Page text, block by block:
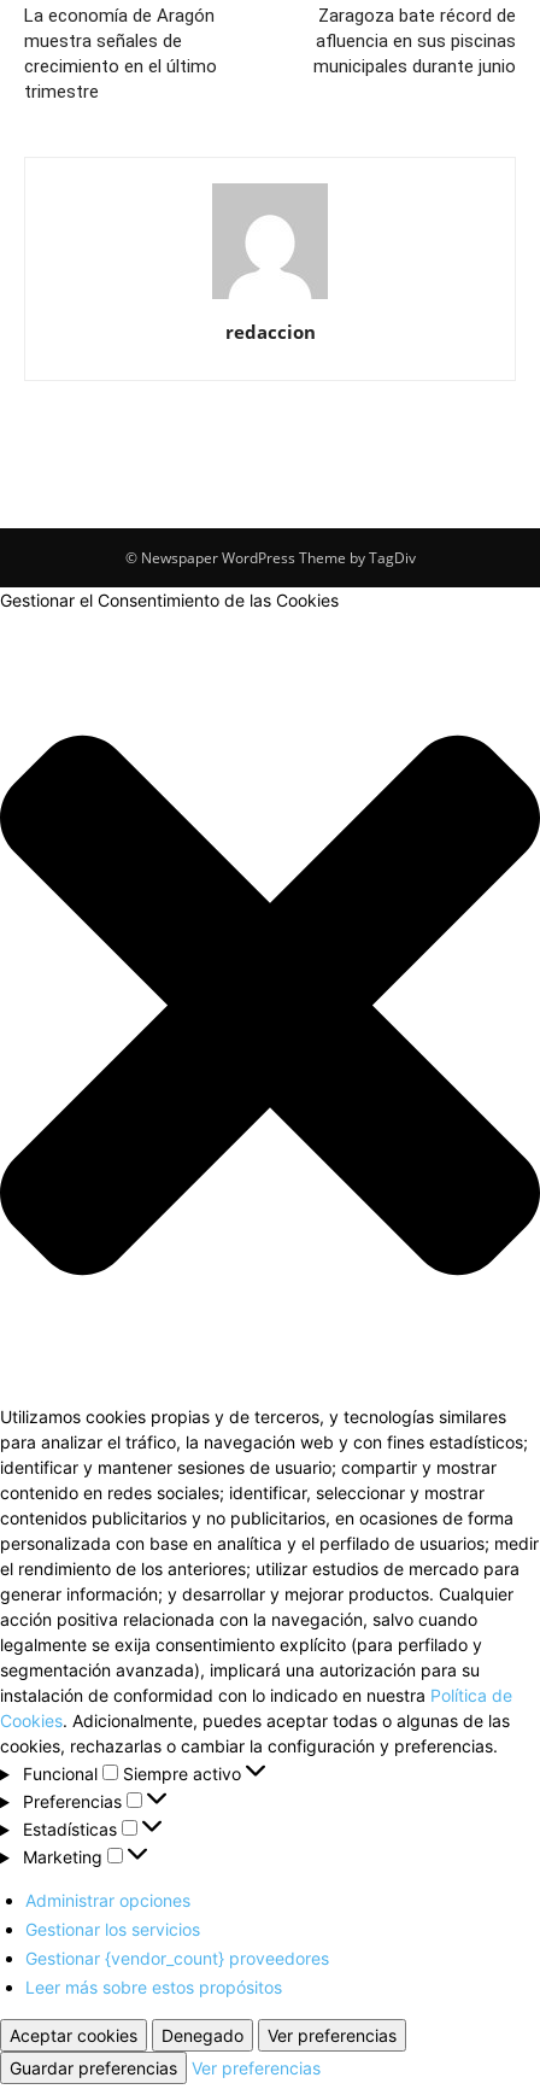
La economía de Aragón
muestra señales de
crecimiento en el último
trimestre
Zaragoza bate récord de
afluencia en sus piscinas
municipales durante junio
redaccion
© Newspaper WordPress Theme by TagDiv
Gestionar el Consentimiento de las Cookies
Utilizamos cookies propias y de terceros, y tecnologías similares
para analizar el tráfico, la navegación web y con fines estadísticos;
identificar y mantener sesiones de usuario; compartir y mostrar
contenido en redes sociales; identificar, seleccionar y mostrar
contenidos publicitarios y no publicitarios, en ocasiones de forma
personalizada con base en analítica y el perfilado de usuarios; medir
el rendimiento de los anteriores; utilizar estudios de mercado para
generar información; y desarrollar y mejorar productos. Cualquier
acción positiva relacionada con la navegación, salvo cuando
legalmente se exija consentimiento explícito (para perfilado y
segmentación avanzada), implicará una autorización para su
instalación de conformidad con lo indicado en nuestra Política de
Cookies. Adicionalmente, puedes aceptar todas o algunas de las
cookies, rechazarlas o cambiar la configuración y preferencias.
Funcional
Funcional
Siempre activo
Preferencias
Preferencias
Estadísticas
Estadísticas
Marketing
Marketing
Administrar opciones
Gestionar los servicios
Gestionar {vendor_count} proveedores
Leer más sobre estos propósitos
Aceptar cookies Denegado
Ver preferencias
Guardar preferencias
Ver preferencias